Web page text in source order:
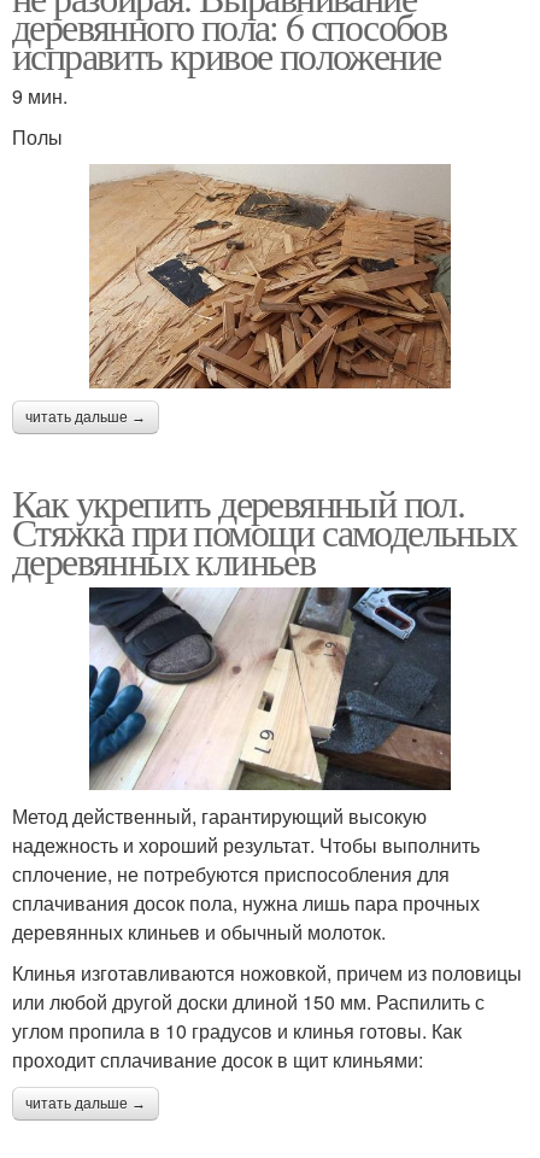
деревянного пола: 6 способов
исправить кривое положение
9 мин.
Полы
читать дальше →
Как укрепить деревянный пол.
Стяжка при помощи самодельных
деревянных клиньев
Метод действенный, гарантирующий высокую
надежность и хороший результат. Чтобы выполнить
сплочение, не потребуются приспособления для
сплачивания досок пола, нужна лишь пара прочных
деревянных клиньев и обычный молоток.
Клинья изготавливаются ножовкой, причем из половицы
или любой другой доски длиной 150 мм. Распилить с
углом пропила в 10 градусов и клинья готовы. Как
проходит сплачивание досок в щит клиньями:
читать дальше →